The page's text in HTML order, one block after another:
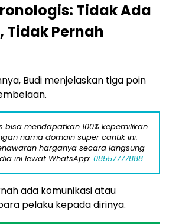
Tidak Ada
Tidak Pernah
Budi menjelaskan tiga poin
bisa mendapatkan 100% kepemilikan
nama domain super cantik ini.
harganya secara langsung
ini lewat WhatsApp: 08557777888.
ada komunikasi atau
pelaku kepada dirinya.